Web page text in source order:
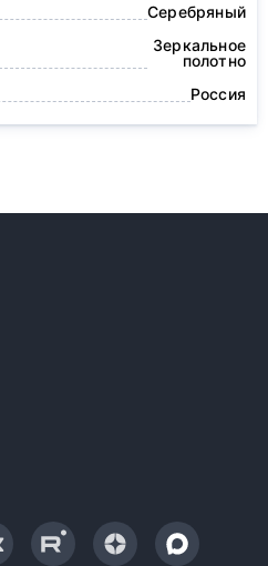
Серебряный
Зеркальное
полотно
Россия